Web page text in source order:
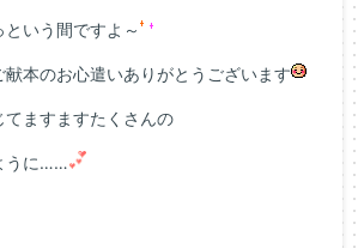
いう間ですよ～
本のお心遣いありがとうございます
ますますたくさんの
うに……